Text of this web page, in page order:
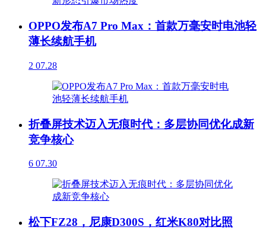
OPPO发布A7 Pro Max：首款万毫安时电池轻
薄长续航手机
2 07.28
折叠屏技术迈入无痕时代：多层协同优化成新
竞争核心
6 07.30
松下FZ28，尼康D300S，红米K80对比照